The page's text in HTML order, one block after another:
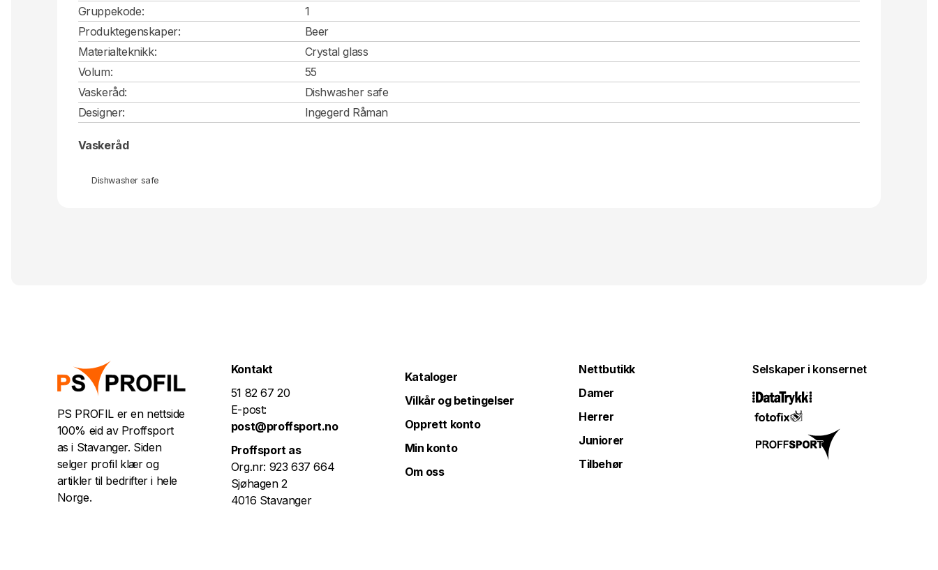
Gruppekode:
1
Produktegenskaper:
Beer
Materialteknikk:
Crystal glass
Volum:
55
Vaskeråd:
Dishwasher safe
Designer:
Ingegerd Råman
Vaskeråd
Dishwasher safe
PS PROFIL er en nettside
100% eid av Proffsport
as i Stavanger. Siden
selger profil klær og
artikler til bedrifter i hele
Norge.
Kontakt
51 82 67 20
E-post:
post@proffsport.no
Proffsport as
Org.nr: 923 637 664
Sjøhagen 2
4016 Stavanger
Kataloger
Vilkår og betingelser
Opprett konto
Min konto
Om oss
Nettbutikk
Damer
Herrer
Juniorer
Tilbehør
Selskaper i konsernet